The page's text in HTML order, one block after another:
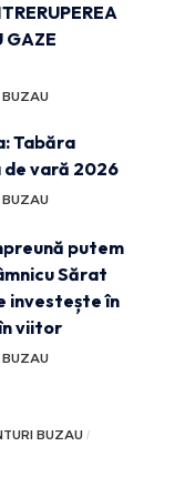
GAZE
BUZAU
Tabăra
de vară 2026
BUZAU
putem
Sărat
investește în
viitor
BUZAU
BUZAU